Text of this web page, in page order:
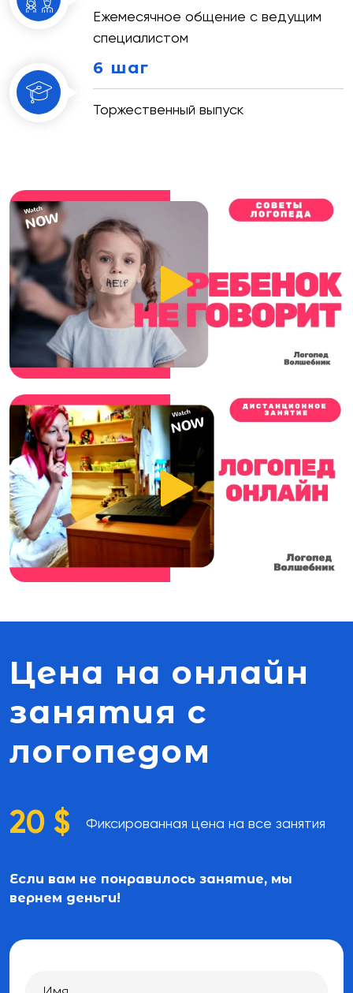
Ежемесячное общение с ведущим
специалистом
6 шаг
Торжественный выпуск
Цена на онлайн
занятия с
логопедом
20 $
Фиксированная цена на все занятия
Если вам не понравилось занятие, мы
вернем деньги!